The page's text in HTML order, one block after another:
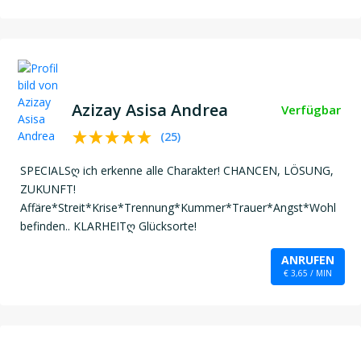
Azizay Asisa Andrea
(25)
Verfügbar
SPECIALSღ ich erkenne alle Charakter! CHANCEN, LÖSUNG,
ZUKUNFT!
Affäre*Streit*Krise*Trennung*Kummer*Trauer*Angst*Wohl
befinden.. KLARHEITღ Glücksorte!
ANRUFEN
€ 3,65 / MIN